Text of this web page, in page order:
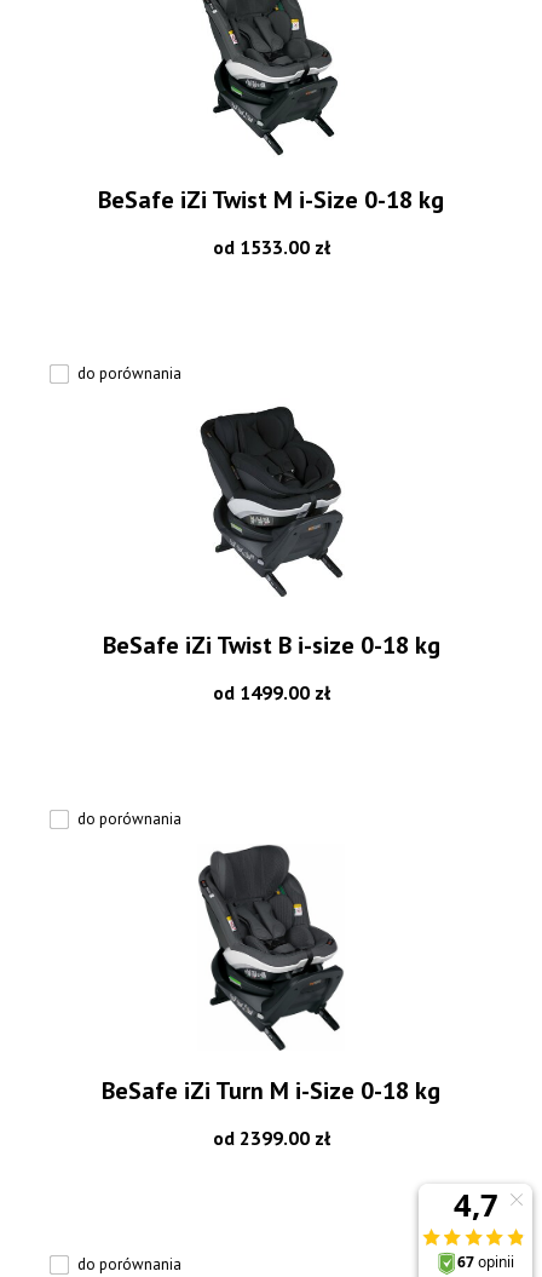
BeSafe iZi Twist M i-Size 0-18 kg
od 1533.00 zł
do porównania
BeSafe iZi Twist B i-size 0-18 kg
od 1499.00 zł
do porównania
BeSafe iZi Turn M i-Size 0-18 kg
od 2399.00 zł
do porównania